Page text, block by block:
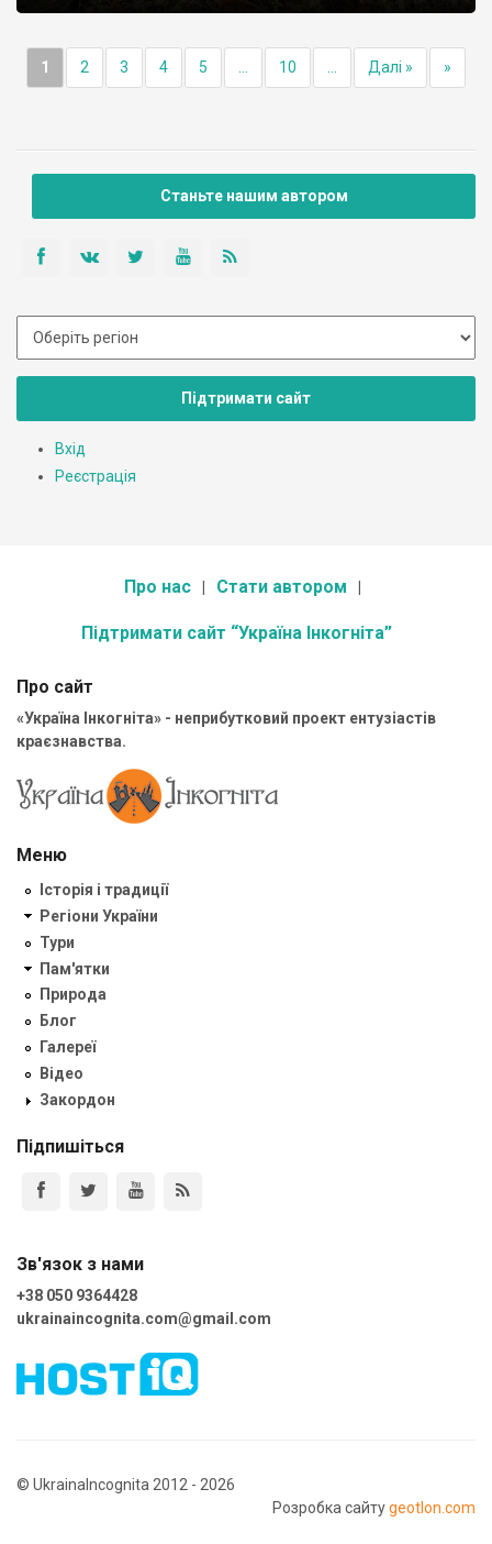
1 2 3 4 5 10 Далі » »
Станьте нашим автором
Підтримати сайт
Вхід
Реєстрація
Про нас Стати автором
Підтримати сайт “Україна Інкогніта”
Про сайт
«Україна Інкогніта» - неприбутковий проект ентузіастів
краєзнавства.
Меню
Історія і традиції
Регіони України
Тури
Пам'ятки
Природа
Блог
Галереї
Відео
Закордон
Підпишіться
Зв'язок з нами
+38 050 9364428
ukrainaincognita.com@gmail.com
© UkrainaIncognita 2012 - 2026
Розробка сайтуgeotlon.com